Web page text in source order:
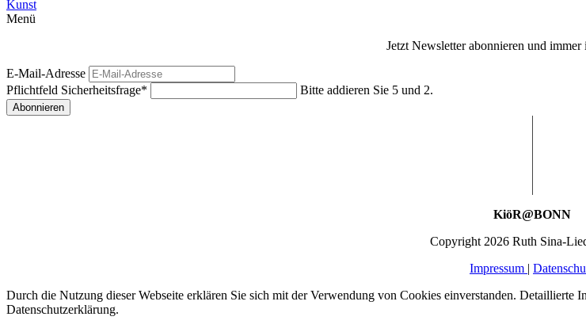
Kunst
Menü
Jetzt Newsletter abonnieren und
E-Mail-Adresse
Pflichtfeld Sicherheitsfrage* Bitte addieren Sie 5 und 2.
Abonnieren
KiöR@BONN
Copyright 2026 Ruth Sina-
Impressum |
Durch die Nutzung dieser Webseite erklären Sie sich mit der Verwendung von Cookies einverstanden. Detaillierte
Datenschutzerklärung.